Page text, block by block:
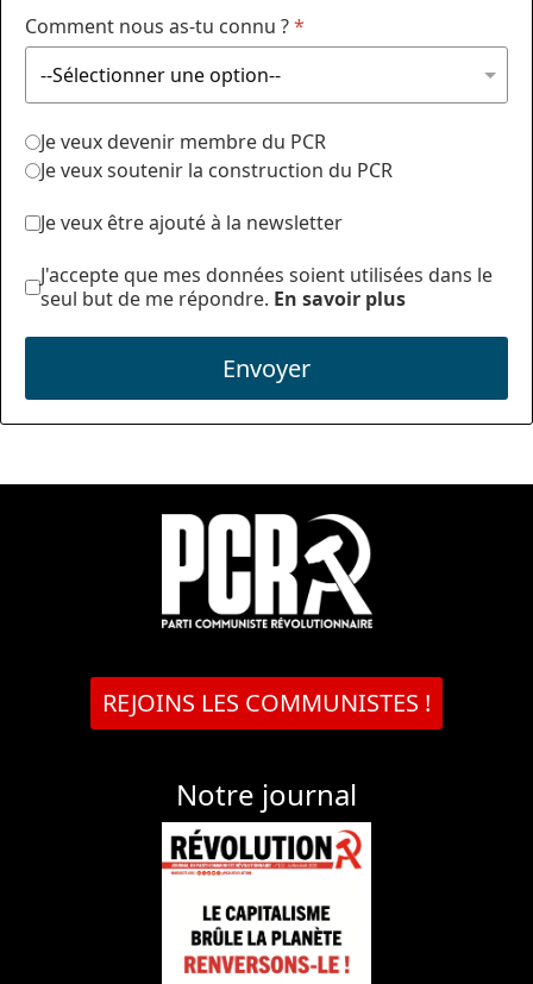
Comment nous as-tu connu ?*
Je veux devenir membre du PCR
Je veux soutenir la construction du PCR
Je veux être ajouté à la newsletter
J'accepte que mes données soient utilisées dans le
seul but de me répondre. En savoir plus
Envoyer
REJOINS LES COMMUNISTES !
Notre journal